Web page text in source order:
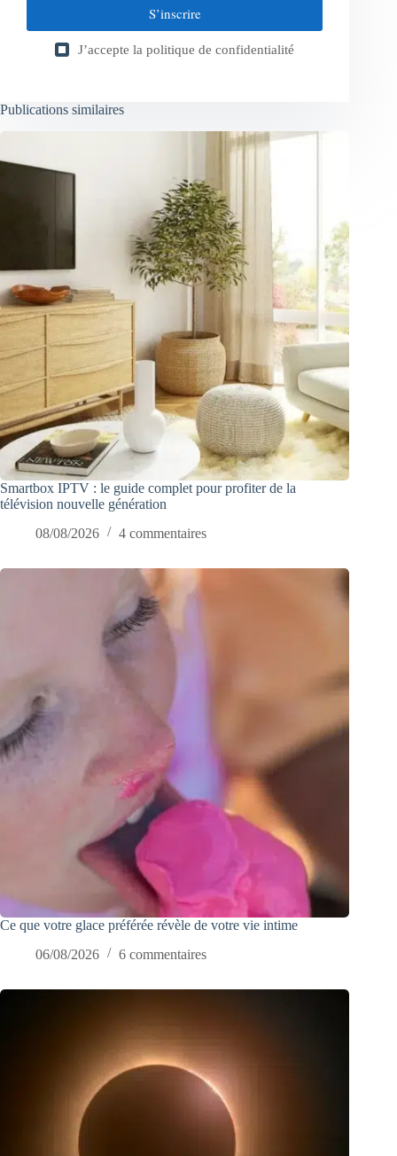
S’inscrire
J’accepte la politique de confidentialité
Publications similaires
Smartbox IPTV : le guide complet pour profiter de la
télévision nouvelle génération
08/08/2026
4 commentaires
Ce que votre glace préférée révèle de votre vie intime
06/08/2026
6 commentaires